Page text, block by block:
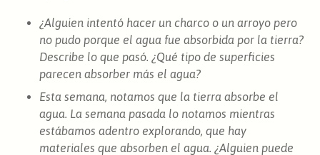
¿Alguien intentó hacer un charco o un arroyo pero
no pudo porque el agua fue absorbida por la tierra?
Describe lo que pasó. ¿Qué tipo de superficies
parecen absorber más el agua?
Esta semana, notamos que la tierra absorbe el
agua. La semana pasada lo notamos mientras
estábamos adentro explorando, que hay
materiales que absorben el agua. ¿Alguien puede